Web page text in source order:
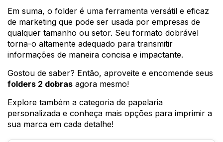
Em suma, o folder é uma ferramenta versátil e eficaz
de marketing que pode ser usada por empresas de
qualquer tamanho ou setor. Seu formato dobrável
torna-o altamente adequado para transmitir
informações de maneira concisa e impactante.
Gostou de saber? Então, aproveite e encomende seus
folders 2 dobras agora mesmo!
Explore também a categoria de papelaria
personalizada e conheça mais opções para imprimir a
sua marca em cada detalhe!